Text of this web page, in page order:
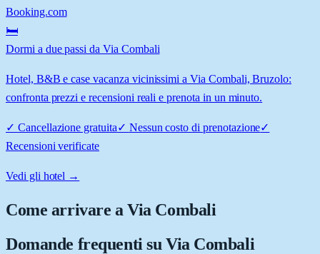
Booking.com
🛏️
Dormi a due passi da Via Combali
Hotel, B&B e case vacanza vicinissimi a Via Combali, Bruzolo:
confronta prezzi e recensioni reali e prenota in un minuto.
✓ Cancellazione gratuita✓ Nessun costo di prenotazione✓
Recensioni verificate
Vedi gli hotel →
Come arrivare aVia Combali
Domande frequenti su Via Combali